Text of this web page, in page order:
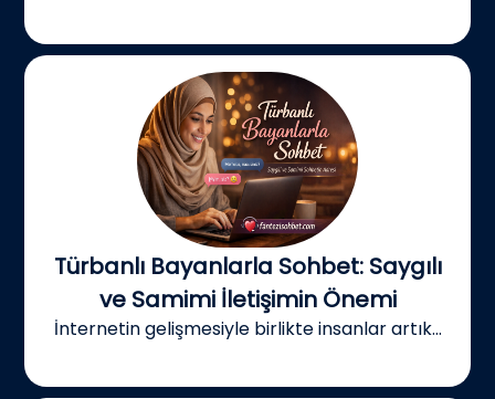
Türbanlı Bayanlarla Sohbet: Saygılı
ve Samimi İletişimin Önemi
İnternetin gelişmesiyle birlikte insanlar artık...